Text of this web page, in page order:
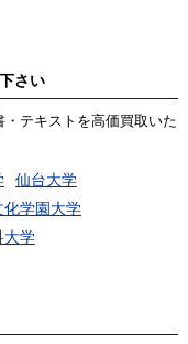
さい
テキストを高価買取いた
仙台大学
化学園大学
大学